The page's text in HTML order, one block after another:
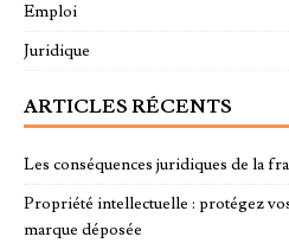
Emploi
Juridique
ARTICLES RÉCENTS
Les conséquences juridiques de la
Propriété intellectuelle : protégez
marque déposée